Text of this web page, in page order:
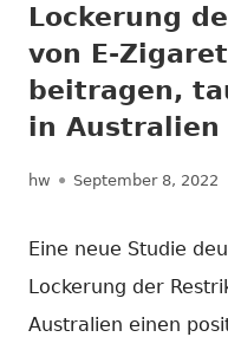
Lockerung
von E-
beitragen,
in Australien
Autor
hw Veröffentlicht
September 8, 2022
Eine neue Studie
Lockerung der
Australien einen